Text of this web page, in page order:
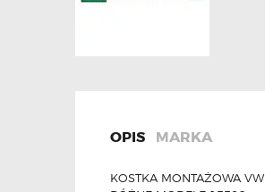
OPIS MARKA
KOSTKA MONTAŻOWA VW